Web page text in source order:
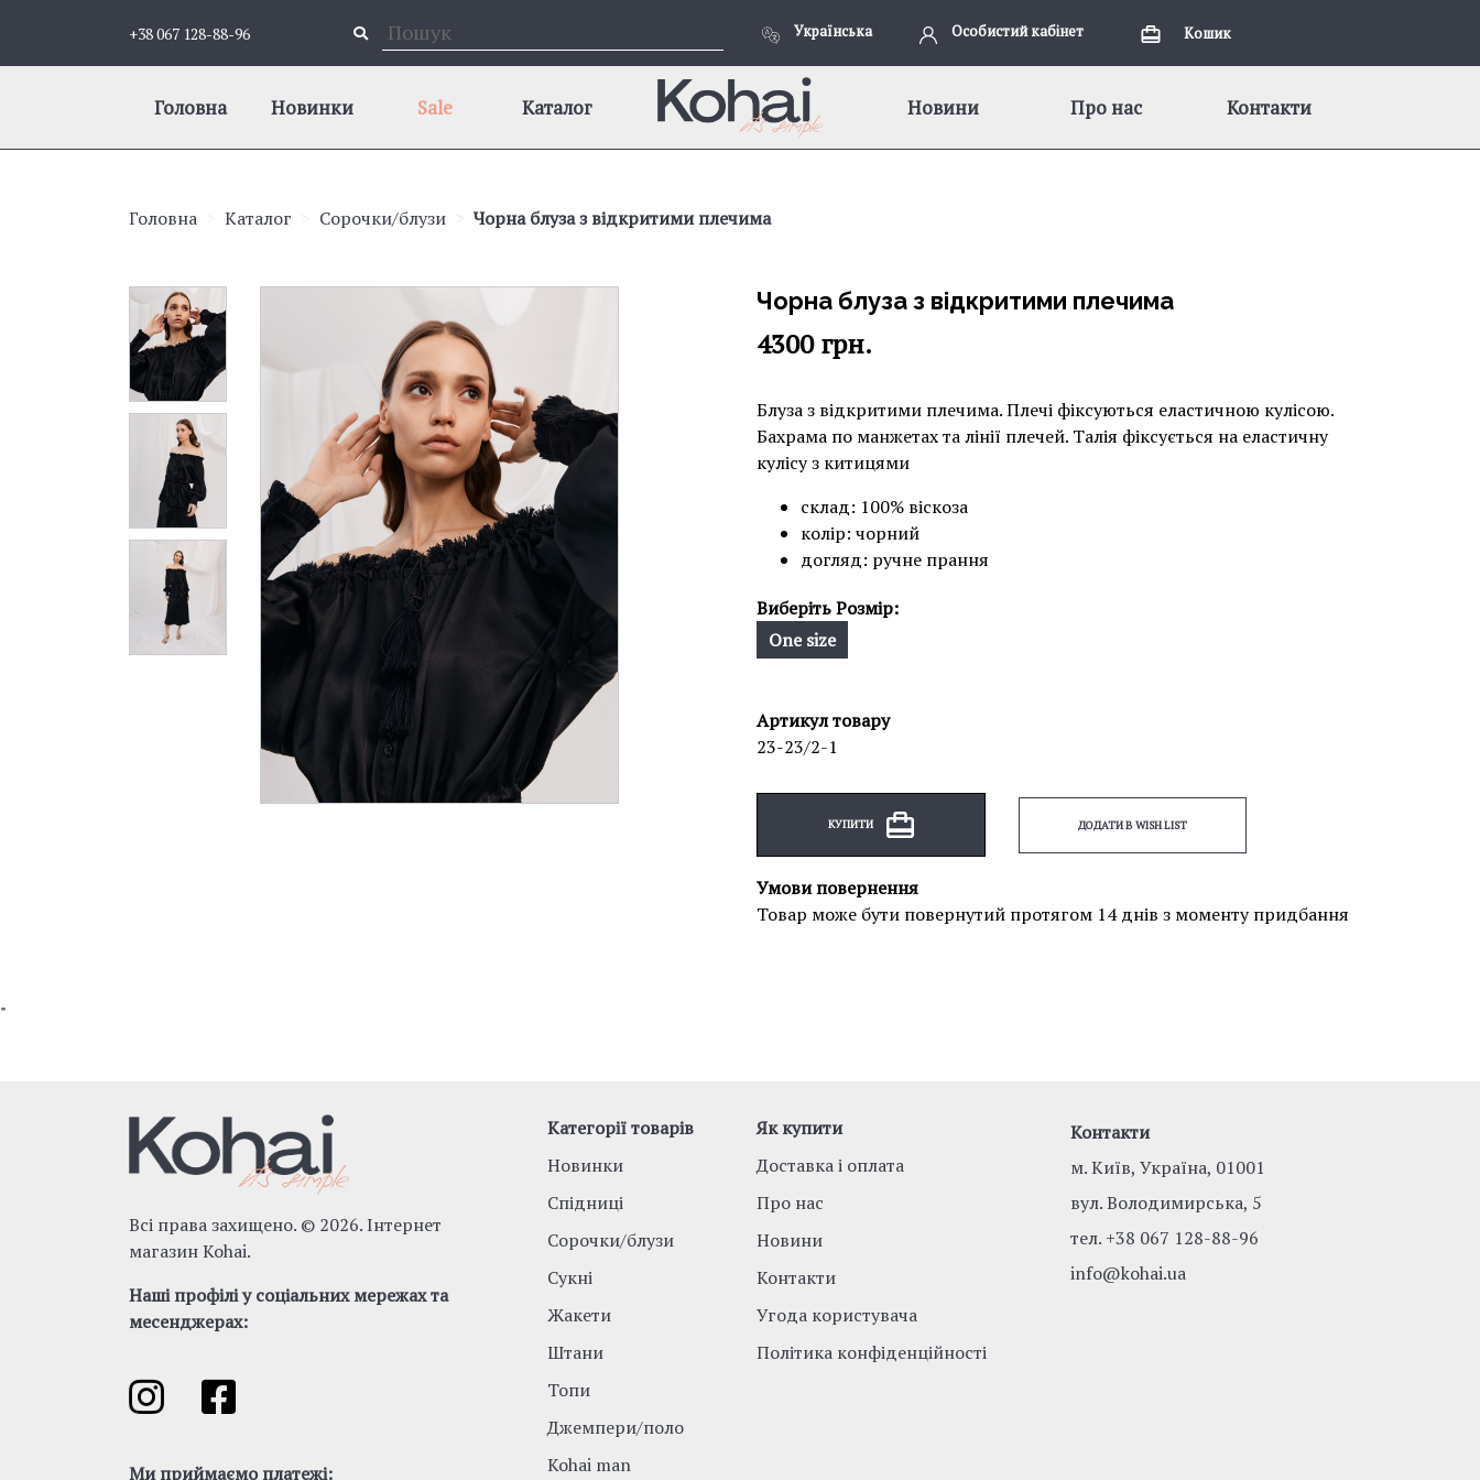
+38 067 128-88-96 Українська Особистий кабiнет Кошик
Головна Новинки Sale Каталог Новини Про нас Контакти
Головна Каталог Сорочки/блузи Чорна блуза з відкритими плечима
Чорна блуза з відкритими плечима
4300грн.
Блуза з відкритими плечима. Плечі фіксуються еластичною кулісою.
Бахрама по манжетах та лінії плечей. Талія фіксується на еластичну
кулісу з китицями
склад: 100% віскоза
колір: чорний
догляд: ручне прання
Виберіть Розмір:
One size
Артикул товару
23-23/2-1
КУПИТИ ДОДАТИ В WISH LIST
Умови повернення
Товар може бути повернутий протягом 14 днів з моменту придбання
"
Всі права захищено. © 2026. Інтернет
магазин Kohai.
Наші профілі у соціальних мережах та
месенджерах:
Ми приймаємо платежі:
Категорії товарів
Новинки
Спідниці
Сорочки/блузи
Сукні
Жакети
Штани
Топи
Джемпери/поло
Kohai man
Як купити
Доставка і оплата
Про нас
Новини
Контакти
Угода користувача
Політика конфіденційності
Контакти
м. Київ, Україна, 01001
вул. Володимирська, 5
тел. +38 067 128-88-96
info@kohai.ua